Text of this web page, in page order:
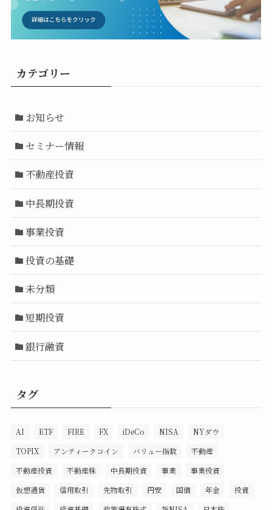
カテゴリー
お知らせ
セミナー情報
不動産投資
中長期投資
事業投資
投資の基礎
未分類
短期投資
銀行融資
タグ
AI ETF FIRE FX iDeCo NISA
NYダウ
TOPIX
アンティークコイン バリュー指数
不動産
不動産投資
不動産株 中長期投資 事業
事業投資
仮想通貨
信用取引 先物取引 円安 国債 年金
投資